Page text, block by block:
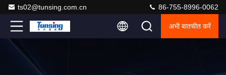
ts02@tunsing.com.cn 86-755-8996-0062
अभी बातचीत करें